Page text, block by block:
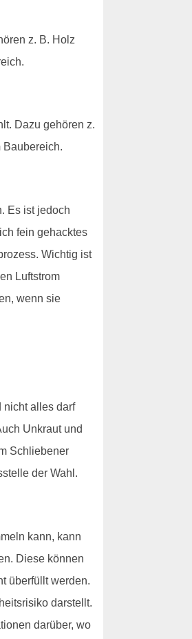
z. B. Holz
Dazu gehören z.
Baubereich.
Es ist jedoch
fein gehacktes
Wichtig ist
Luftstrom
wenn sie
nicht alles darf
Unkraut und
Schliebener
der Wahl.
kann, kann
Diese können
überfüllt werden.
darstellt.
darüber, wo